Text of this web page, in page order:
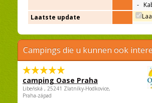
-
Laatste update
Campings die u kunnen ook
camping Oase Praha
Libeňská , 25241 Zlatníky-Hodkovice,
Praha-západ